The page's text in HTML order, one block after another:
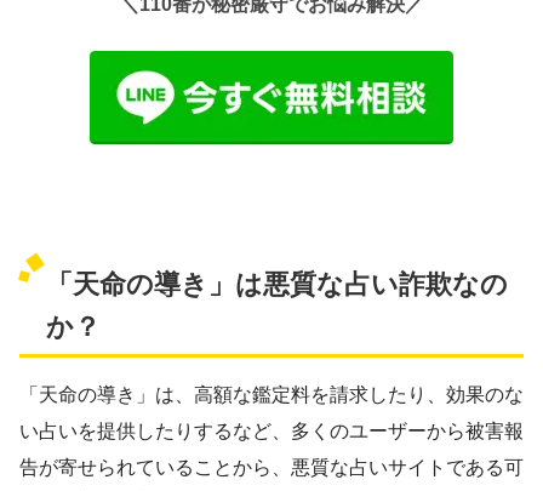
「天命の導き」は悪質な占い詐欺なの
か？
「天命の導き」は、高額な鑑定料を請求したり、効果のな
い占いを提供したりするなど、多くのユーザーから被害報
告が寄せられていることから、悪質な占いサイトである可